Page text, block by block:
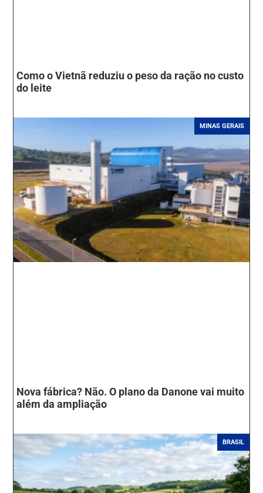
Como o Vietnã reduziu o peso da ração no custo
do leite
MINAS GERAIS
Nova fábrica? Não. O plano da Danone vai muito
além da ampliação
BRASIL